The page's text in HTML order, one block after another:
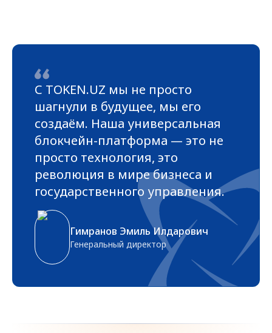
С TOKEN.UZ мы не просто
шагнули в будущее, мы его
создаём. Наша универсальная
блокчейн-платформа — это не
просто технология, это
революция в мире бизнеса и
государственного управления.
Гимранов Эмиль Илдарович
Генеральный директор